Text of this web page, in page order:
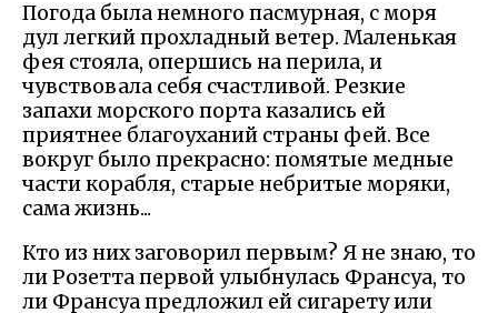
Погода была немного пасмурная, с моря
дул легкий прохладный ветер. Маленькая
фея стояла, опершись на перила, и
чувствовала себя счастливой. Резкие
запахи морского порта казались ей
приятнее благоуханий страны фей. Все
вокруг было прекрасно: помятые медные
части корабля, старые небритые моряки,
сама жизнь...
Кто из них заговорил первым? Я не знаю, то
ли Розетта первой улыбнулась Франсуа, то
ли Франсуа предложил ей сигарету или